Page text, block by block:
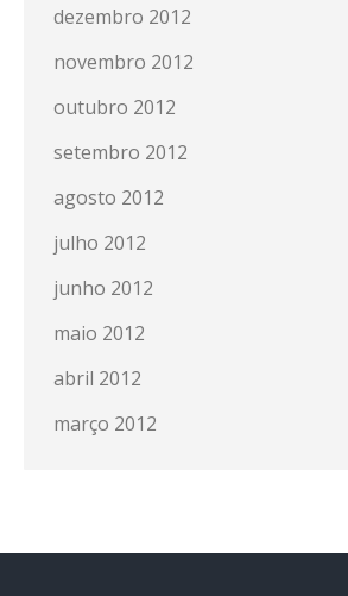
dezembro 2012
novembro 2012
outubro 2012
setembro 2012
agosto 2012
julho 2012
junho 2012
maio 2012
abril 2012
março 2012